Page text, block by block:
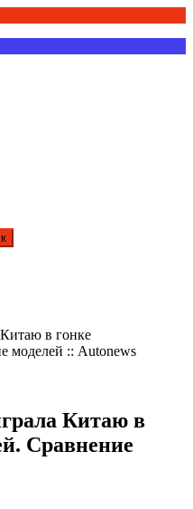
в гонке
моделей :: Autonews
Китаю в
Сравнение